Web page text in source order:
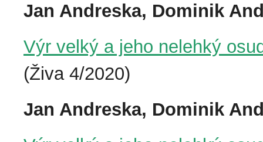
Jan Andreska, Dominik
Výr velký a jeho nelehký
(Živa 4/2020)
Jan Andreska, Dominik